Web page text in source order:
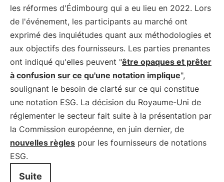
les réformes d'Édimbourg qui a eu lieu en 2022. Lors
de l'événement, les participants au marché ont
exprimé des inquiétudes quant aux méthodologies et
aux objectifs des fournisseurs. Les parties prenantes
ont indiqué qu'elles peuvent "être opaques et prêter
à confusion sur ce qu'une notation implique",
soulignant le besoin de clarté sur ce qui constitue
une notation ESG. La décision du Royaume-Uni de
réglementer le secteur fait suite à la présentation par
la Commission européenne, en juin dernier, de
nouvelles règles pour les fournisseurs de notations
ESG.
Suite